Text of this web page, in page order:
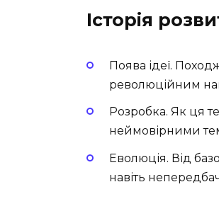
Історія
Поява ідеї.
революційним
Розробка. Як ця
неймовірними
Еволюція. Від
навіть